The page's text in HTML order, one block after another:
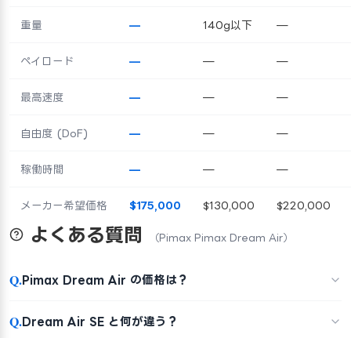
重量 — 140g以下 —
ペイロード — — —
最高速度 — — —
自由度 (DoF) — — —
稼働時間 — — —
メーカー希望価格 $175,000 $130,000 $220,000
よくある質問 （Pimax Pimax Dream Air）
Q.Pimax Dream Air の価格は？
Q.Dream Air SE と何が違う？